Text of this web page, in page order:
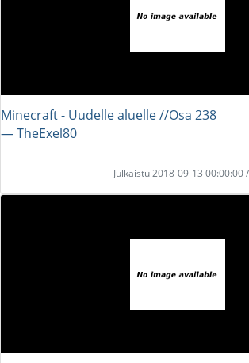
Minecraft - Uudelle aluelle //Osa 238
― TheExel80
Julkaistu 2018-09-13